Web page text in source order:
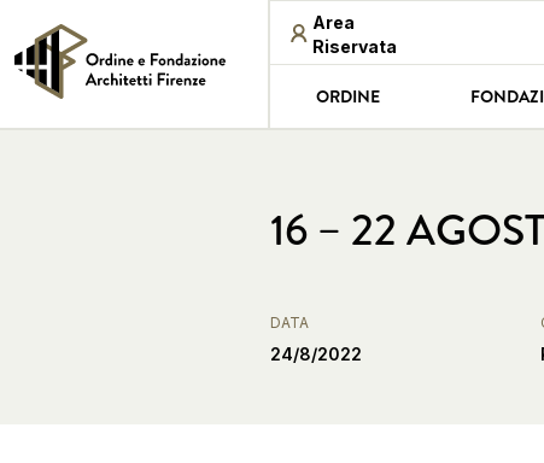
Area
Riservata
ORDINE
16 – 22
DATA
24/8/2022